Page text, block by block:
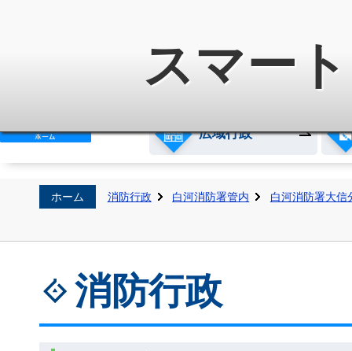
スマー
広域行政
ホーム 消防行政 白河消防署管内 白河消防署大信
消防行政